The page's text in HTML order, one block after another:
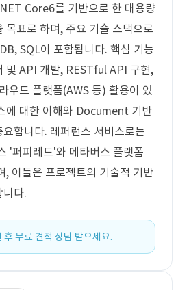
Core6를 기반으로 한 대용량
목표로 하며, 주요 기술 스택으로
SQL이 포함됩니다. 핵심 기능
및 API 개발, RESTful API 구현,
우드 플랫폼(AWS 등) 활용이 있
에 대한 이해와 Document 기반
합니다. 레퍼런스 서비스로는
'퍼피레드'와 메타버스 플랫폼
, 이들은 프로젝트의 기술적 기반
니다.
후 무료 견적 상담 받으세요.